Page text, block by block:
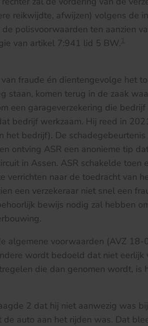
reikwijdte, afwijzen) volgens de
polisvoorwaarden ten aanzien
van artikel 7:941 lid 5 BW.1
fraude én dientengevolge het
staan, komen terug in de zaak
een garageverzekering die bedrijf
bedrijf werkzaam. Hij reed in
het bedrijf). De schadegebeurtenis
ontving ASR een anonieme tip
in Assen. ASR schakelde toen
verrichten naar de toedracht van
een verzekeraar niet snel een
bewijs nodig zal hebben
algemene voorwaarden (AVZ 18-
wordt bedoeld dat niet eerlijk
die dan genomen wordt, is
2 dat hij niet aanwezig was
auto aan het rijden was. Dat